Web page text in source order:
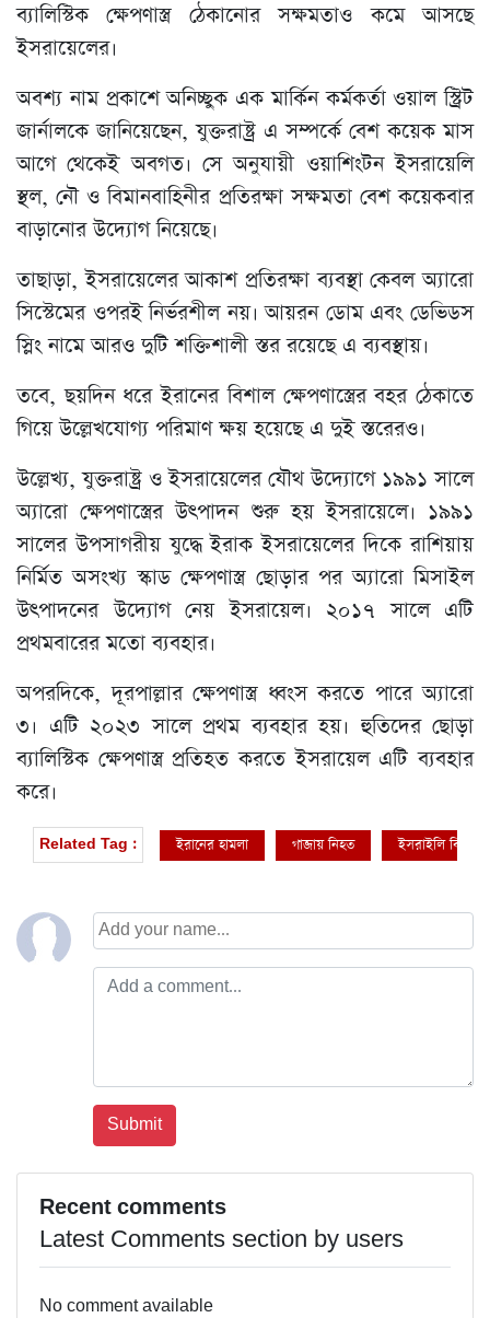
ব্যালিস্টিক ক্ষেপণাস্ত্র ঠেকানোর সক্ষমতাও কমে আসছে
ইসরায়েলের।
অবশ্য নাম প্রকাশে অনিচ্ছুক এক মার্কিন কর্মকর্তা ওয়াল স্ট্রিট
জার্নালকে জানিয়েছেন, যুক্তরাষ্ট্র এ সম্পর্কে বেশ কয়েক মাস
আগে থেকেই অবগত। সে অনুযায়ী ওয়াশিংটন ইসরায়েলি
স্থল, নৌ ও বিমানবাহিনীর প্রতিরক্ষা সক্ষমতা বেশ কয়েকবার
বাড়ানোর উদ্যোগ নিয়েছে।
তাছাড়া, ইসরায়েলের আকাশ প্রতিরক্ষা ব্যবস্থা কেবল অ্যারো
সিস্টেমের ওপরই নির্ভরশীল নয়। আয়রন ডোম এবং ডেভিডস
স্লিং নামে আরও দুটি শক্তিশালী স্তর রয়েছে এ ব্যবস্থায়।
তবে, ছয়দিন ধরে ইরানের বিশাল ক্ষেপণাস্ত্রের বহর ঠেকাতে
গিয়ে উল্লেখযোগ্য পরিমাণ ক্ষয় হয়েছে এ দুই স্তরেরও।
উল্লেখ্য, যুক্তরাষ্ট্র ও ইসরায়েলের যৌথ উদ্যোগে ১৯৯১ সালে
অ্যারো ক্ষেপণাস্ত্রের উৎপাদন শুরু হয় ইসরায়েলে। ১৯৯১
সালের উপসাগরীয় যুদ্ধে ইরাক ইসরায়েলের দিকে রাশিয়ায়
নির্মিত অসংখ্য স্কাড ক্ষেপণাস্ত্র ছোড়ার পর অ্যারো মিসাইল
উৎপাদনের উদ্যোগ নেয় ইসরায়েল। ২০১৭ সালে এটি
প্রথমবারের মতো ব্যবহার।
অপরদিকে, দূরপাল্লার ক্ষেপণাস্ত্র ধ্বংস করতে পারে অ্যারো
৩। এটি ২০২৩ সালে প্রথম ব্যবহার হয়। হুতিদের ছোড়া
ব্যালিস্টিক ক্ষেপণাস্ত্র প্রতিহত করতে ইসরায়েল এটি ব্যবহার
করে।
Related Tag : ইরানের হামলা গাজায় নিহত ইসরাইলি বিমান
Recent comments
Latest Comments section by users
No comment available